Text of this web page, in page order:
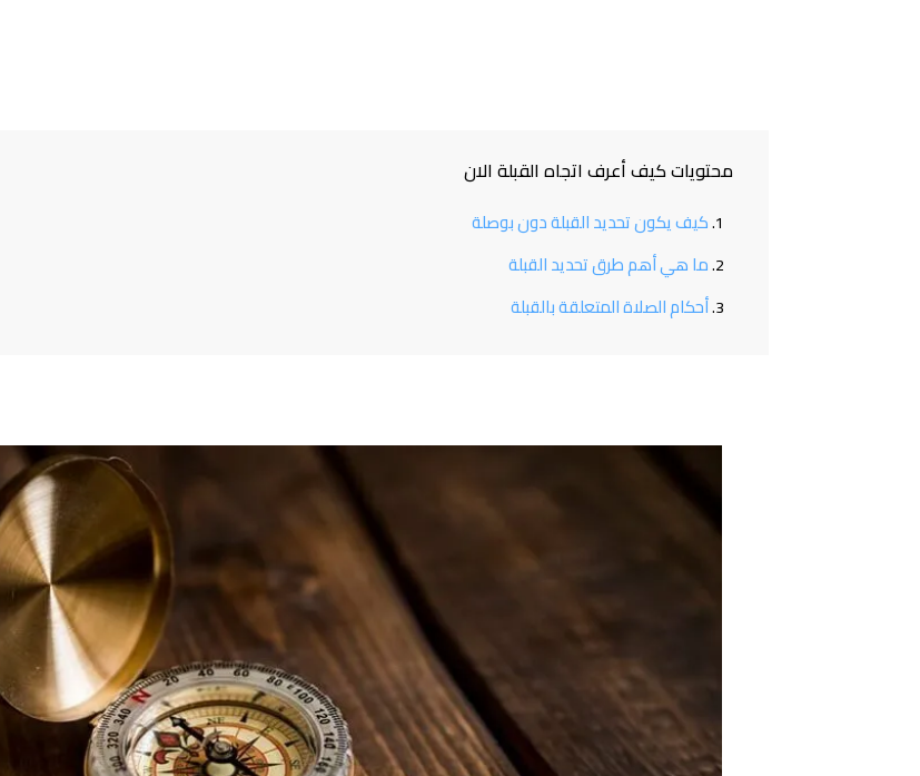
محتويات كيف أعرف اتجاه القبلة الان
كيف يكون تحديد القبلة دون بوصلة
ما هي أهم طرق تحديد القبلة
أحكام الصلاة المتعلقة بالقبلة